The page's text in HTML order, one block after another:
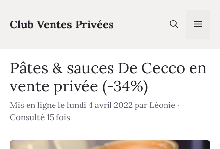
contenu
Club Ventes Privées
Pâtes & sauces De Cecco en
vente privée (-34%)
Mis en ligne le lundi 4 avril 2022parLéonie ·
Consulté 15 fois